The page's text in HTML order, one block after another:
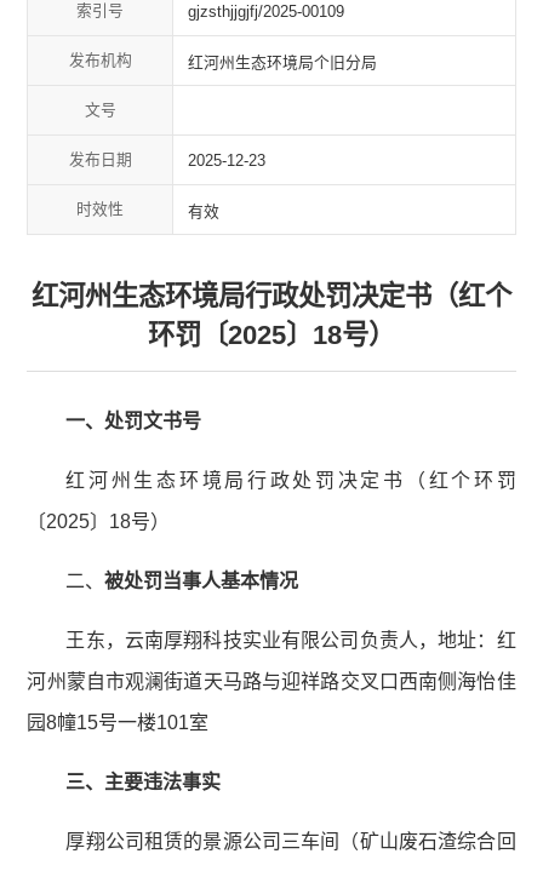
索引号 gjzsthjjgjfj/2025-00109
发布机构 红河州生态环境局个旧分局
文号
发布日期 2025-12-23
时效性 有效
红河州生态环境局行政处罚决定书（红个
环罚〔2025〕18号）
一、处罚文书号
红河州生态环境局行政处罚决定书（红个环罚
〔2025〕18号）
二、被处罚当事人基本情况
王东，云南厚翔科技实业有限公司负责人，地址：红
河州蒙自市观澜街道天马路与迎祥路交叉口西南侧海怡佳
园8幢15号一楼101室
三、主要违法事实
厚翔公司租赁的景源公司三车间（矿山废石渣综合回